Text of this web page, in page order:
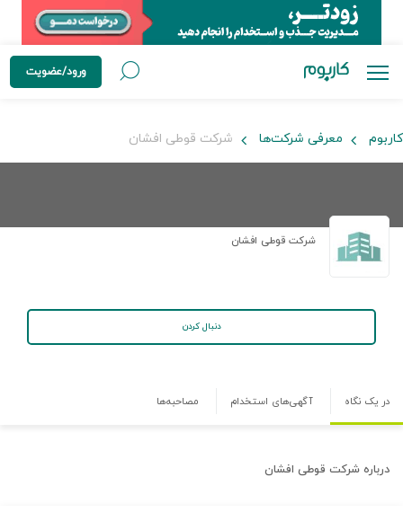
ورود/عضویت
کاربوم معرفی شرکت‌ها شرکت قوطی افشان
شرکت قوطی افشان
دنبال کردن
در یک نگاه آگهی‌های استخدام مصاحبه‌ها
درباره شرکت قوطی افشان